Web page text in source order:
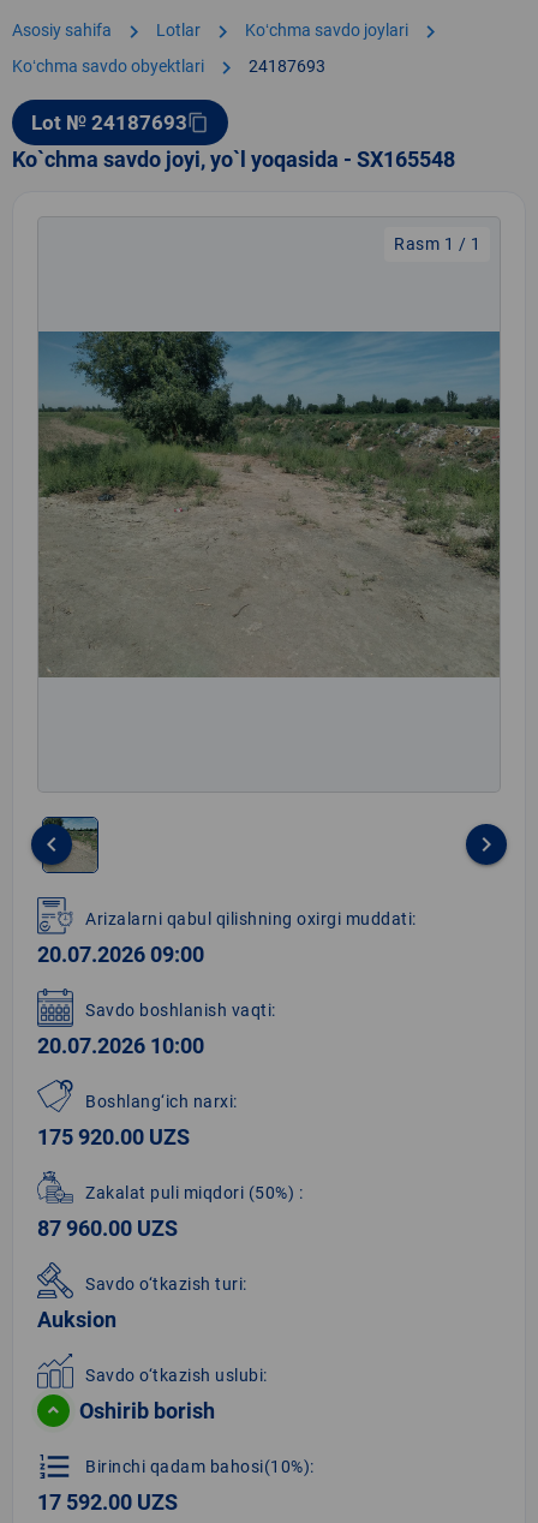
Asosiy sahifa chevron_right Lotlar chevron_right Koʻchma savdo joylari chevron_right
Koʻchma savdo obyektlari chevron_right 24187693
Lot № 24187693content_copy
Ko`chma savdo joyi, yo`l yoqasida - SX165548
Rasm 1 / 1
1
of
1
keyboard_arrow_left keyboard_arrow_right
Arizalarni qabul qilishning oxirgi muddati:
20.07.2026 09:00
Savdo boshlanish vaqti:
20.07.2026 10:00
Boshlang‘ich narxi:
175 920.00 UZS
Zakalat puli miqdori (50%) :
87 960.00 UZS
Savdo o‘tkazish turi:
Auksion
Savdo o‘tkazish uslubi:
Oshirib borish
format_list_numbered Birinchi qadam bahosi(10%):
17 592.00 UZS